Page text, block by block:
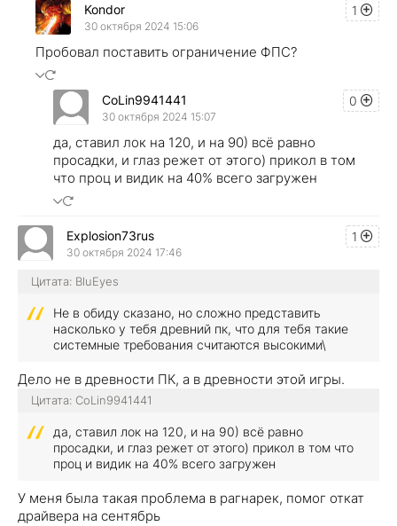
1
Kondor
30 октября 2024 15:06
Пробовал поставить ограничение ФПС?
0
CoLin9941441
30 октября 2024 15:07
да, ставил лок на 120, и на 90) всё равно
просадки, и глаз режет от этого) прикол в том
что проц и видик на 40% всего загружен
1
Explosion73rus
30 октября 2024 17:46
Цитата: BluEyes
Не в обиду сказано, но сложно представить
насколько у тебя древний пк, что для тебя такие
системные требования считаются высокими\
Дело не в древности ПК, а в древности этой игры.
Цитата: CoLin9941441
да, ставил лок на 120, и на 90) всё равно
просадки, и глаз режет от этого) прикол в том что
проц и видик на 40% всего загружен
У меня была такая проблема в рагнарек, помог откат
драйвера на сентябрь